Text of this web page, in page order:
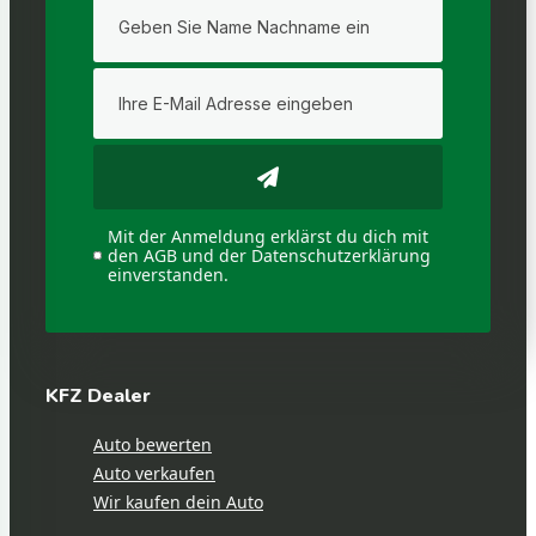
Mit der Anmeldung erklärst du dich mit
den AGB und der Datenschutzerklärung
einverstanden.
KFZ Dealer
Auto bewerten
Auto verkaufen
Wir kaufen dein Auto